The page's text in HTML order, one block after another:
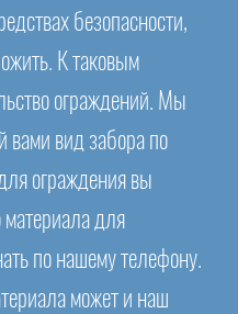
безопасности,
К таковым
ограждений. Мы
вами вид забора по
ограждения вы
материала для
по нашему телефону.
может и наш